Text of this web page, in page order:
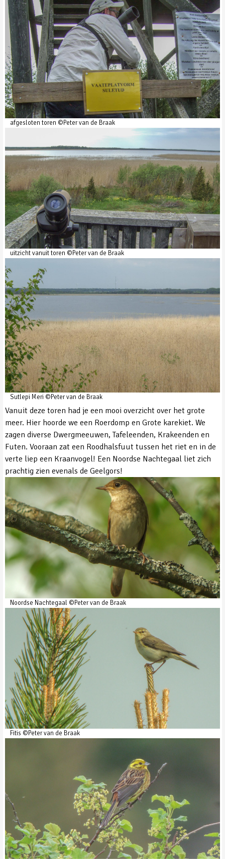
afgesloten toren ©Peter van de Braak
uitzicht vanuit toren ©Peter van de Braak
Sutlepi Meri ©Peter van de Braak
Vanuit deze toren had je een mooi overzicht over het grote
meer. Hier hoorde we een Roerdomp en Grote karekiet. We
zagen diverse Dwergmeeuwen, Tafeleenden, Krakeenden en
Futen. Vooraan zat een Roodhalsfuut tussen het riet en in de
verte liep een Kraanvogel! Een Noordse Nachtegaal liet zich
prachtig zien evenals de Geelgors!
Noordse Nachtegaal ©Peter van de Braak
Fitis ©Peter van de Braak